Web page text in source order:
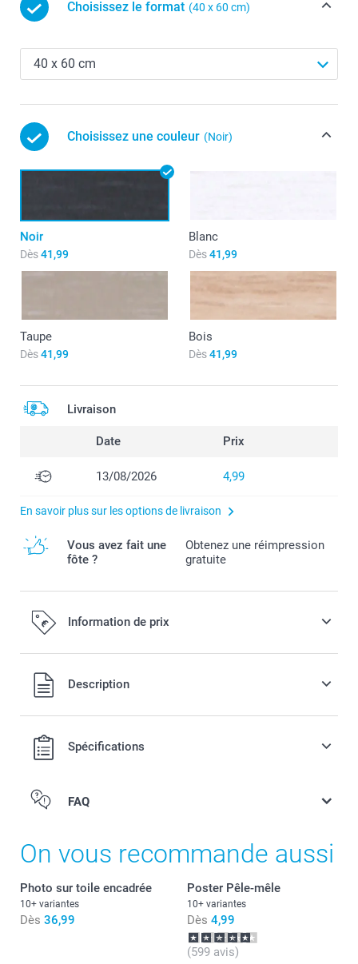
Choisissez le format (40 x 60 cm)
Choisissez une couleur (Noir)
Noir
Dès41,99
Blanc
Dès41,99
Taupe
Dès41,99
Bois
Dès41,99
Livraison
Date Prix
13/08/2026 4,99
En savoir plus sur les options de livraison
Vous avez fait une
fôte ?
Obtenez une réimpression
gratuite
Information de prix
Tous les prix sont en EURO (€), TVA incluse et hors frais de
port.
Description
Spécifications
FAQ
On vous recommande aussi
Photo sur toile encadrée
10+ variantes
Dès 36,99
Poster Pêle-mêle
10+ variantes
Dès 4,99
(599 avis)